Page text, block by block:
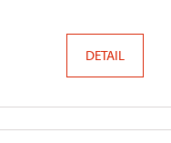
DETAIL